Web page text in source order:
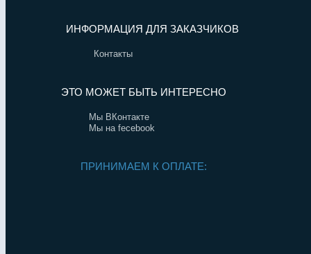
ИНФОРМАЦИЯ ДЛЯ ЗАКАЗЧИКОВ
Контакты
ЭТО МОЖЕТ БЫТЬ ИНТЕРЕСНО
Мы ВКонтакте
Мы на fecebook
ПРИНИМАЕМ К ОПЛАТЕ: